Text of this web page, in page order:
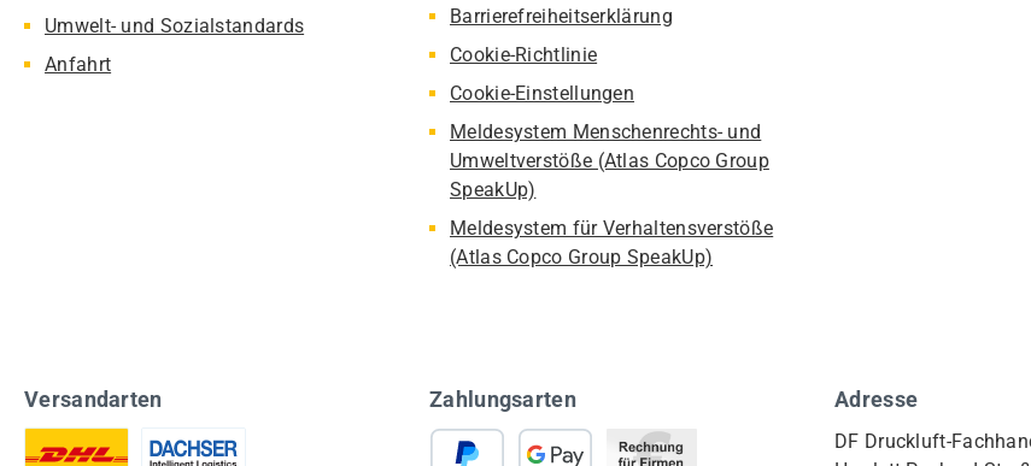
Umwelt- und Sozialstandards
Anfahrt
Barrierefreiheitserklärung
Cookie-Richtlinie
Cookie-Einstellungen
Meldesystem Menschenrechts- und
Umweltverstöße (Atlas Copco Group
SpeakUp)
Meldesystem für Verhaltensverstöße
(Atlas Copco Group SpeakUp)
Versandarten Zahlungsarten Adresse
DF Druckluft-